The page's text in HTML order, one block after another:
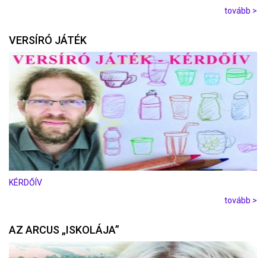
tovább >
VERSÍRÓ JÁTÉK
KÉRDŐÍV
tovább >
AZ ARCUS „ISKOLÁJA”